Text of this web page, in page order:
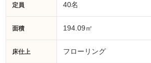
定員 40名
面積 194.09㎡
床仕上 フローリング